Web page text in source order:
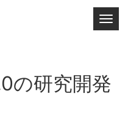
T
l
e
の研究開発